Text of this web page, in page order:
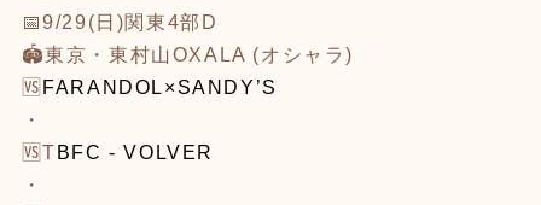
📅9/29(日)関東4部D
🏟東京・東村山OXALA (オシャラ)
🆚 FARANDOL×SANDY’S
・
🆚T BFC - VOLVER
・